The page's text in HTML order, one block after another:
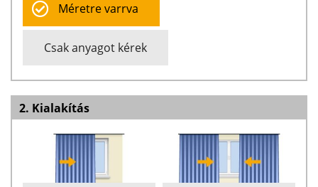
Méretre varrva
Csak anyagot kérek
2. Kialakítás